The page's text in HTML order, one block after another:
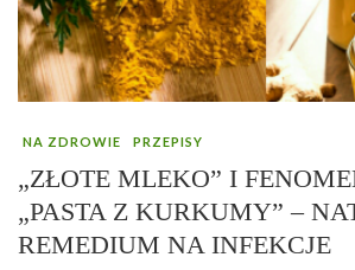
NA ZDROWIE PRZEPISY
„ZŁOTE MLEKO” I
„PASTA Z KURKUMY” –
REMEDIUM NA INFEKCJE